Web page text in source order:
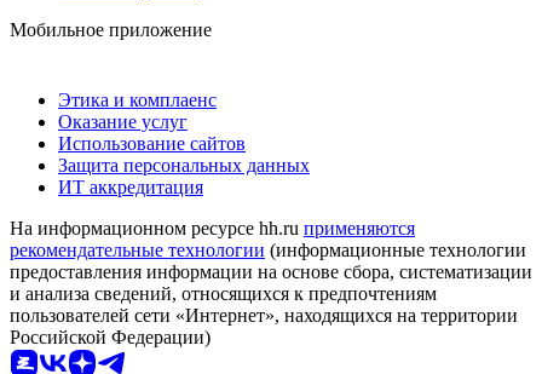
Мобильное приложение
Этика и комплаенс
Оказание услуг
Использование сайтов
Защита персональных данных
ИТ аккредитация
На информационном ресурсе hh.ru применяются
рекомендательные технологии (информационные технологии
предоставления информации на основе сбора, систематизации
и анализа сведений, относящихся к предпочтениям
пользователей сети «Интернет», находящихся на территории
Российской Федерации)